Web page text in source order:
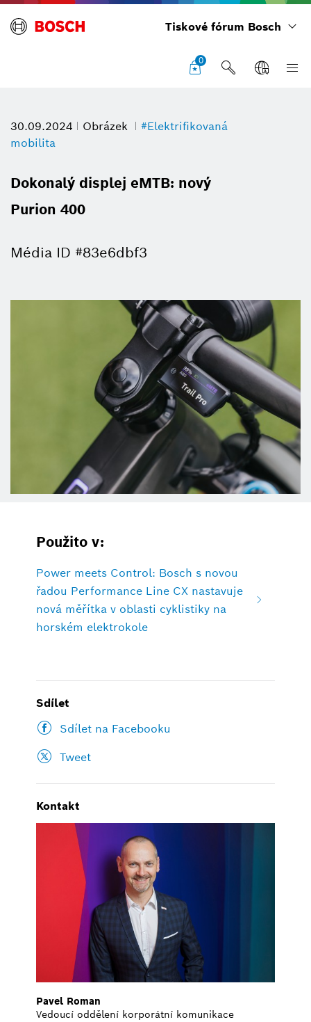
Tiskové fórum Bosch
0
30.09.2024 Obrázek
#Elektrifikovaná
mobilita
Dokonalý displej eMTB: nový
Purion 400
Média ID #83e6dbf3
Použito v:
Power meets Control: Bosch s novou
řadou Performance Line CX nastavuje
nová měřítka v oblasti cyklistiky na
horském elektrokole
Sdílet
Sdílet na Facebooku
Tweet
Kontakt
Pavel Roman
Vedoucí oddělení korporátní komunikace